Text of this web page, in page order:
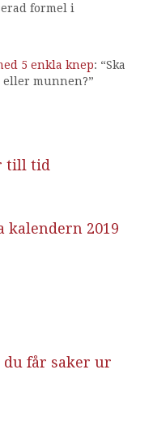
formel i
5 enkla knep: “Ska
eller munnen?”
till tid
kalendern 2019
du får saker ur